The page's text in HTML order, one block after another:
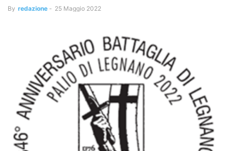
By redazione - 25 Maggio 2022